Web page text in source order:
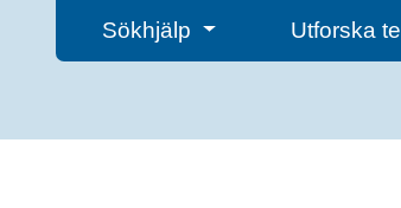
Sökhjälp Utforska